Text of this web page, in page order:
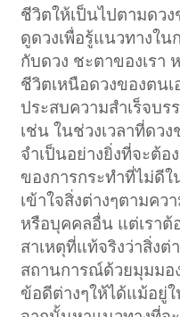
ชีวิตให้เป็นไปตามดวง
ดูดวงเพื่อรู้แนวทางใ
กับดวง ชะตาของเรา
ชีวิตเหนือดวงของตนเ
ประสบความสำเร็จบร
เช่น ในช่วงเวลาที่ดวง
จำเป็นอย่างยิ่งที่จะต้อ
ของการกระทำที่ไม่ดีใ
เข้าใจสิ่งต่างๆตามคว
หรือบุคคลอื่น แต่เราต้
สาเหตุที่แท้จริงว่าสิ่งต่
สถานการณ์ด้วยมุมมอ
ข้อดีต่างๆให้ได้แม้อยู่